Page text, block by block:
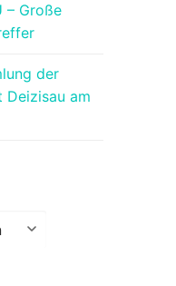
– Große
der
Deizisau am